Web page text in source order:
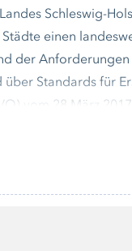
Schleswig-
einen
der
Standards für
vom 28.März
und
zwischen